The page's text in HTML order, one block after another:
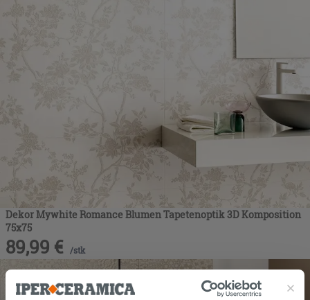
Dekor Mywhite Romance Blumen Tapetenoptik 3D Komposition
75x75
89,99 € /stk